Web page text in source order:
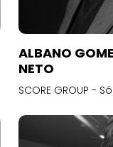
ALBANO
NETO
SCORE GROUP -